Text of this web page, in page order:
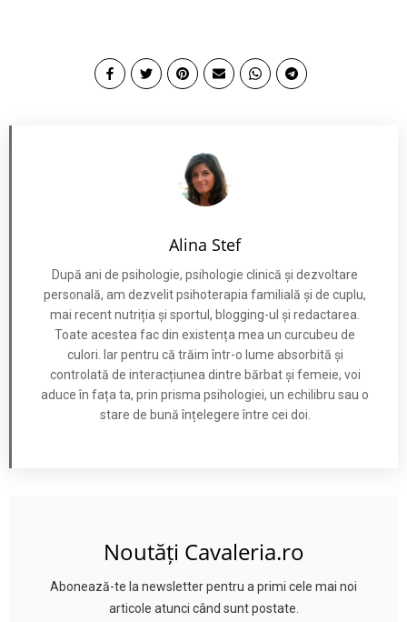
Alina Stef
După ani de psihologie, psihologie clinică și dezvoltare
personală, am dezvelit psihoterapia familială și de cuplu,
mai recent nutriția și sportul, blogging-ul și redactarea.
Toate acestea fac din existența mea un curcubeu de
culori. Iar pentru că trăim într-o lume absorbită și
controlată de interacțiunea dintre bărbat și femeie, voi
aduce în fața ta, prin prisma psihologiei, un echilibru sau o
stare de bună înțelegere între cei doi.
Noutăți Cavaleria.ro
Abonează-te la newsletter pentru a primi cele mai noi
articole atunci când sunt postate.